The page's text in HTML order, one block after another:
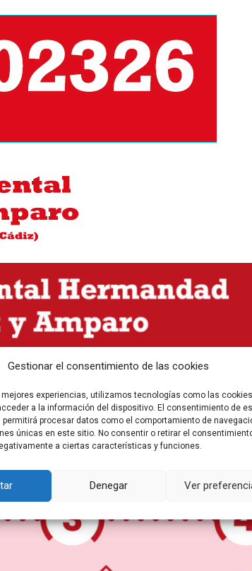
Gestionar el consentimiento de las cookies
experiencias, utilizamos tecnologías como las
a la información del dispositivo. El consentimiento de
procesar datos como el comportamiento de
únicas en este sitio. No consentir o retirar el
a ciertas características y funciones.
Denegar Ver